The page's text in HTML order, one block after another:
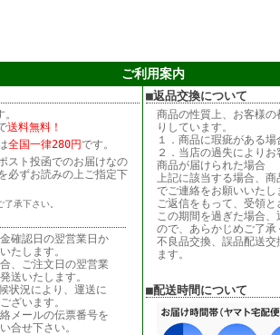
ご利用案内
送料無料！
全国一律280円です。
スト投函でのお届けなの
必ずお読みの上ご指定下
承下さい。
確認日の翌営業日か
たします。
、ご注文日の翌営業
送いたします。
状況により、運送に
ざいます。
メールの伝票番号を
合せ下さい。
■返品交換について
商品の性質上、お客様
りしています。
１．商品に瑕疵がある場
２．当店の過失により
商品が届けられた場合
上記に該当する場合、
でご連絡をお願いいたし
ご返信をもって、受領と
この期間を過ぎた場合
ので、あらかじめご了承
不良品交換、誤品配送
ます。
■配送時間について